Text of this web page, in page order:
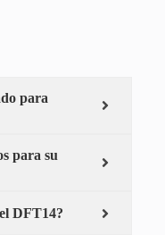
para
para su
DFT14?